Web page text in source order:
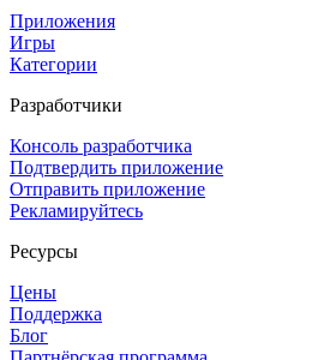
Приложения
Игры
Категории
Разработчики
Консоль разработчика
Подтвердить приложение
Отправить приложение
Рекламируйтесь
Ресурсы
Цены
Поддержка
Блог